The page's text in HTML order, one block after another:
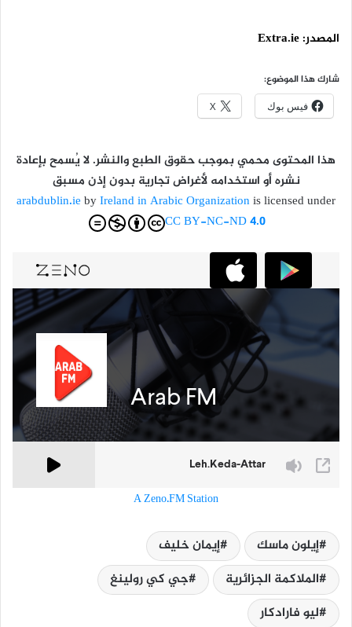
المصدر:Extra.ie
شارك هذا الموضوع:
فيس بوك X
هذا المحتوى محمي بموجب حقوق الطبع والنشر. لا يُسمح بإعادة
نشره أو استخدامه لأغراض تجارية بدون إذن مسبق
arabdublin.ie byIreland in Arabic Organizationis licensed under
CC BY-NC-ND 4.0
A Zeno.FM Station
إيلون ماسك
إيمان خليف
الملاكمة الجزائرية
جي كي رولينغ
ليو فارادكار